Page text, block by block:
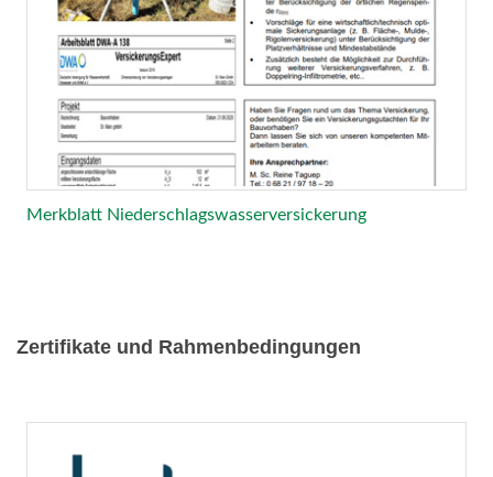
Merkblatt Niederschlagswasserversickerung
Zertifikate und Rahmenbedingungen